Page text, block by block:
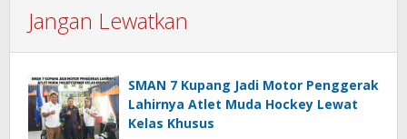
Jangan Lewatkan
SMAN 7 Kupang Jadi Motor Penggerak
Lahirnya Atlet Muda Hockey Lewat
Kelas Khusus